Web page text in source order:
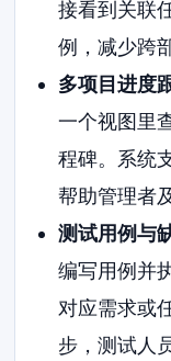
接看到关联
例，减少跨
多项目进度
一个视图里
程碑。系统
帮助管理者
测试用例与
编写用例并
对应需求或
步，测试人